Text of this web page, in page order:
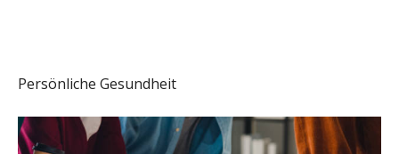
Persönliche Gesundheit